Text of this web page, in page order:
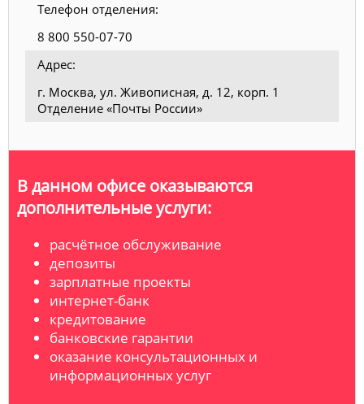
Телефон отделения:
8 800 550-07-70
Адрес:
г. Москва, ул. Живописная, д. 12, корп. 1
Отделение «Почты России»
В данном офисе оказываются
дополнительные услуги:
расчётное обслуживание
депозиты
зарплатные проекты
интернет-банк
кредитование
банковские гарантии
оказание консультационных и
информационных услуг